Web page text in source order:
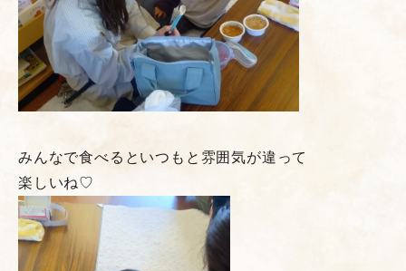
みんなで食べるといつもと雰囲気が違って
楽しいね♡